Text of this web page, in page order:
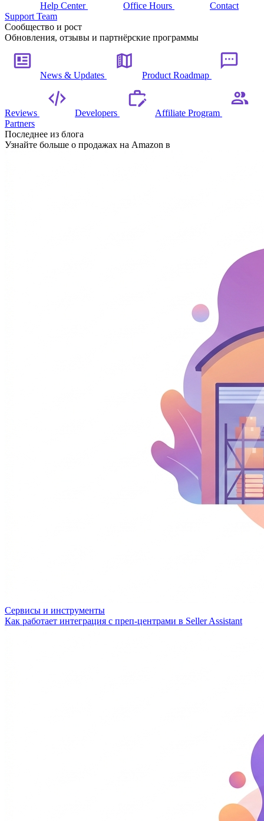
Help Center Office Hours
Contact
Support Team
Сообщество и рост
Обновления, отзывы и партнёрские программы
News & Updates Product Roadmap
Reviews Developers
Affiliate Program
Partners
Последнее из блога
Узнайте больше о продажах на Amazon в
Сервисы и инструменты
Как работает интеграция с преп-центрами в Seller Assistant